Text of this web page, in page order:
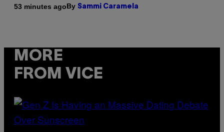
53 minutes agoBy Sammi Caramela
MORE
FROM VICE